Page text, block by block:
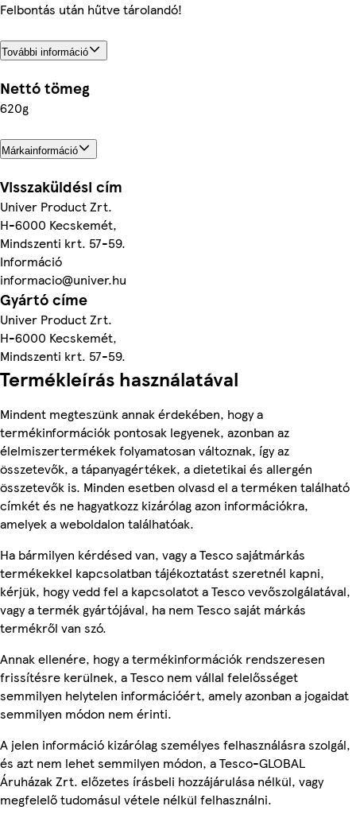
Felbontás után hűtve tárolandó!
További információ
Nettó tömeg
620g
Márkainformáció
Visszaküldési cím
Univer Product Zrt.
H-6000 Kecskemét,
Mindszenti krt. 57-59.
Információ
informacio@univer.hu
Gyártó címe
Univer Product Zrt.
H-6000 Kecskemét,
Mindszenti krt. 57-59.
Termékleírás használatával
Mindent megteszünk annak érdekében, hogy a
termékinformációk pontosak legyenek, azonban az
élelmiszertermékek folyamatosan változnak, így az
összetevők, a tápanyagértékek, a dietetikai és allergén
összetevők is. Minden esetben olvasd el a terméken található
címkét és ne hagyatkozz kizárólag azon információkra,
amelyek a weboldalon találhatóak.
Ha bármilyen kérdésed van, vagy a Tesco sajátmárkás
termékekkel kapcsolatban tájékoztatást szeretnél kapni,
kérjük, hogy vedd fel a kapcsolatot a Tesco vevőszolgálatával,
vagy a termék gyártójával, ha nem Tesco saját márkás
termékről van szó.
Annak ellenére, hogy a termékinformációk rendszeresen
frissítésre kerülnek, a Tesco nem vállal felelősséget
semmilyen helytelen információért, amely azonban a jogaidat
semmilyen módon nem érinti.
A jelen információ kizárólag személyes felhasználásra szolgál,
és azt nem lehet semmilyen módon, a Tesco-GLOBAL
Áruházak Zrt. előzetes írásbeli hozzájárulása nélkül, vagy
megfelelő tudomásul vétele nélkül felhasználni.